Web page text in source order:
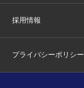
採用情報
プライバシーポリシー